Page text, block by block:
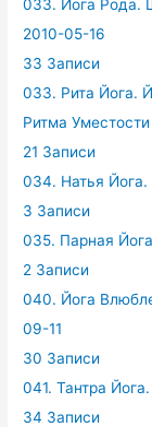
033. Йога Рода.
2010-05-16
33 Записи
033. Рита Йога.
Ритма
21 Записи
034. Натья Йога.
3 Записи
035. Парная
2 Записи
040. Йога
09-11
30 Записи
041. Тантра
34 Записи